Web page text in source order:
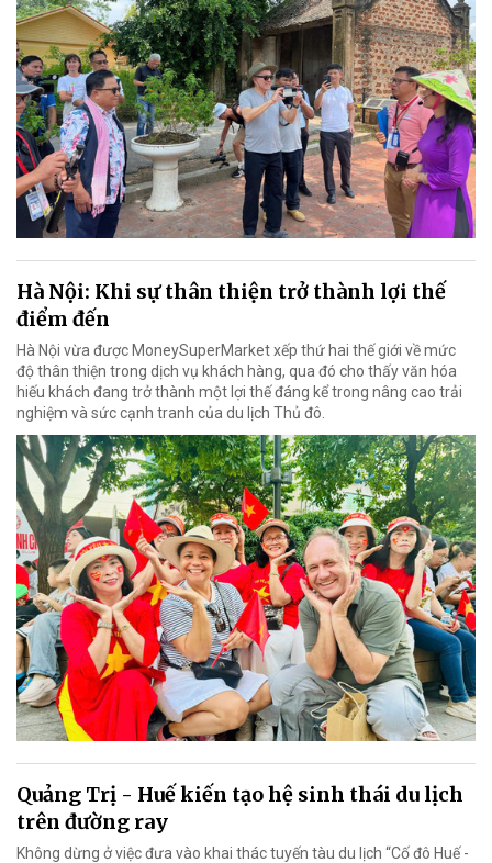
Hà Nội: Khi sự thân thiện trở thành lợi thế
điểm đến
Hà Nội vừa được MoneySuperMarket xếp thứ hai thế giới về mức
độ thân thiện trong dịch vụ khách hàng, qua đó cho thấy văn hóa
hiếu khách đang trở thành một lợi thế đáng kể trong nâng cao trải
nghiệm và sức cạnh tranh của du lịch Thủ đô.
Quảng Trị - Huế kiến tạo hệ sinh thái du lịch
trên đường ray
Không dừng ở việc đưa vào khai thác tuyến tàu du lịch “Cố đô Huế -